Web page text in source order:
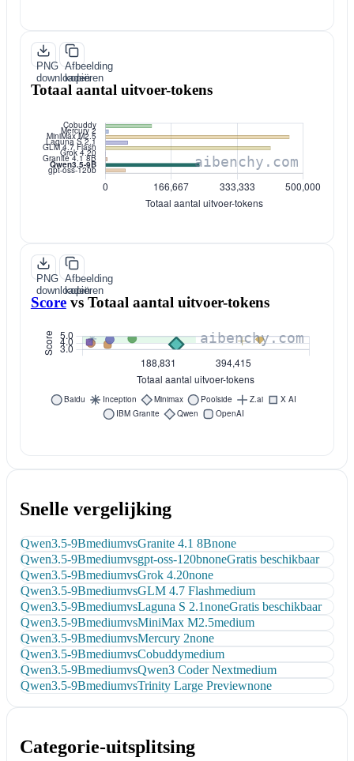
PNG
downloaden
Afbeelding
kopiëren
Totaal aantal uitvoer-tokens
PNG
downloaden
Afbeelding
kopiëren
Score vsTotaal aantal uitvoer-tokens
Snelle vergelijking
Qwen3.5-9BmediumvsGranite 4.1 8Bnone
Qwen3.5-9Bmediumvsgpt-oss-120bnoneGratis beschikbaar
Qwen3.5-9BmediumvsGrok 4.20none
Qwen3.5-9BmediumvsGLM 4.7 Flashmedium
Qwen3.5-9BmediumvsLaguna S 2.1noneGratis beschikbaar
Qwen3.5-9BmediumvsMiniMax M2.5medium
Qwen3.5-9BmediumvsMercury 2none
Qwen3.5-9BmediumvsCobuddymedium
Qwen3.5-9BmediumvsQwen3 Coder Nextmedium
Qwen3.5-9BmediumvsTrinity Large Previewnone
Categorie-uitsplitsing